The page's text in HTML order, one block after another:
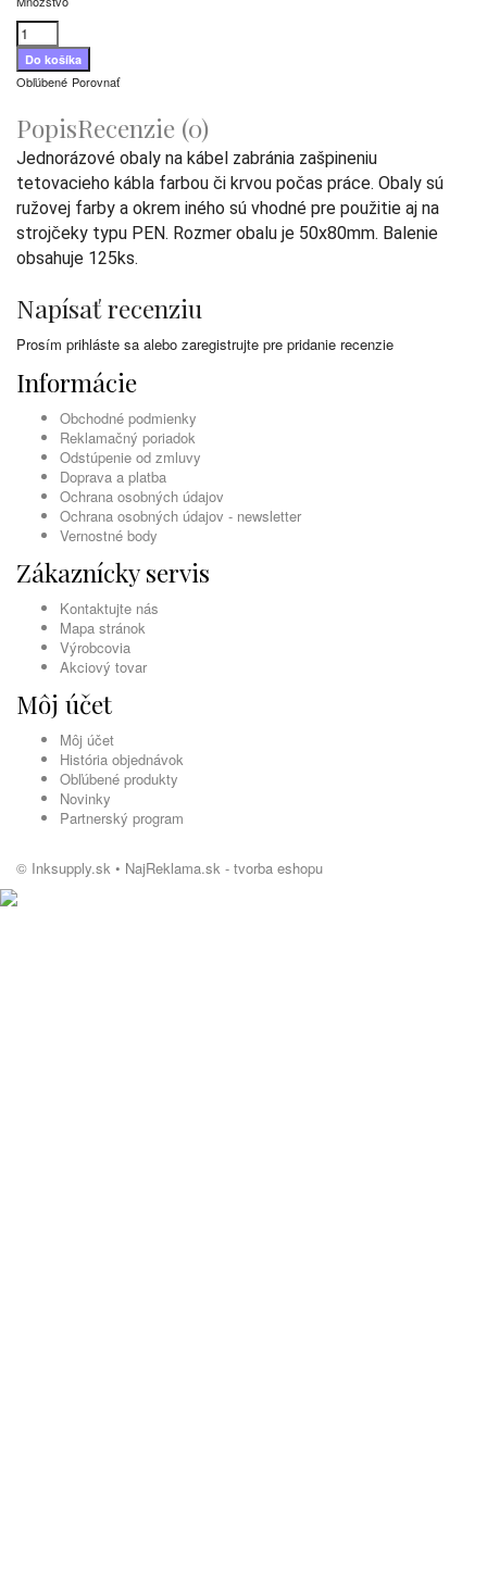
Obľúbené Porovnať
PopisRecenzie (0)
Jednorázové obaly na kábel zabránia zašpineniu
tetovacieho kábla farbou či krvou počas práce. Obaly sú
ružovej farby a okrem iného sú vhodné pre použitie aj na
strojčeky typu PEN. Rozmer obalu je 50x80mm. Balenie
obsahuje 125ks.
Napísať recenziu
Prosím prihláste sa alebo zaregistrujte pre pridanie recenzie
Informácie
Obchodné podmienky
Reklamačný poriadok
Odstúpenie od zmluvy
Doprava a platba
Ochrana osobných údajov
Ochrana osobných údajov - newsletter
Vernostné body
Zákaznícky servis
Kontaktujte nás
Mapa stránok
Výrobcovia
Akciový tovar
Môj účet
Môj účet
História objednávok
Obľúbené produkty
Novinky
Partnerský program
© Inksupply.sk • NajReklama.sk - tvorba eshopu